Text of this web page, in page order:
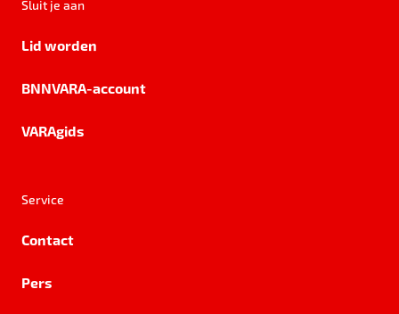
Sluit je aan
Lid worden
BNNVARA-account
VARAgids
Service
Contact
Pers